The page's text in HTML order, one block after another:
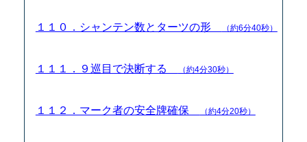
１１０．シャンテン数とターツの形 （約6分40秒）
１１１．９巡目で決断する （約4分30秒）
１１２．マーク者の安全牌確保 （約4分20秒）